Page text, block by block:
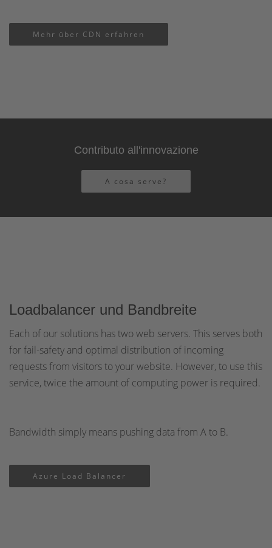
Mehr über CDN erfahren
Contributo all'innovazione
A cosa serve?
Loadbalancer und Bandbreite
Each of our solutions has two web servers. This serves both
for fail-safety and optimal distribution of incoming
requests from visitors to your website. However, to use this
service, twice the amount of computing power is required.
Bandwidth simply means pushing data from A to B.
Azure Load Balancer